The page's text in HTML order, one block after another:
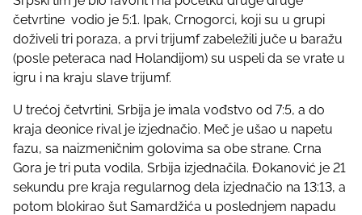
s
p
o
s
t
o
n
:
četvrtine vodio je 5:1. Ipak, Crnogorci, koji su u grupi
doživeli tri poraza, a prvi trijumf zabeležili juče u baražu
(posle peteraca nad Holandijom) su uspeli da se vrate u
igru i na kraju slave trijumf.
U trećoj četvrtini, Srbija je imala vođstvo od 7:5, a do
kraja deonice rival je izjednačio. Meč je ušao u napetu
fazu, sa naizmeničnim golovima sa obe strane. Crna
Gora je tri puta vodila, Srbija izjednačila. Đokanović je 21
sekundu pre kraja regularnog dela izjednačio na 13:13, a
potom blokirao šut Samardžića u poslednjem napadu